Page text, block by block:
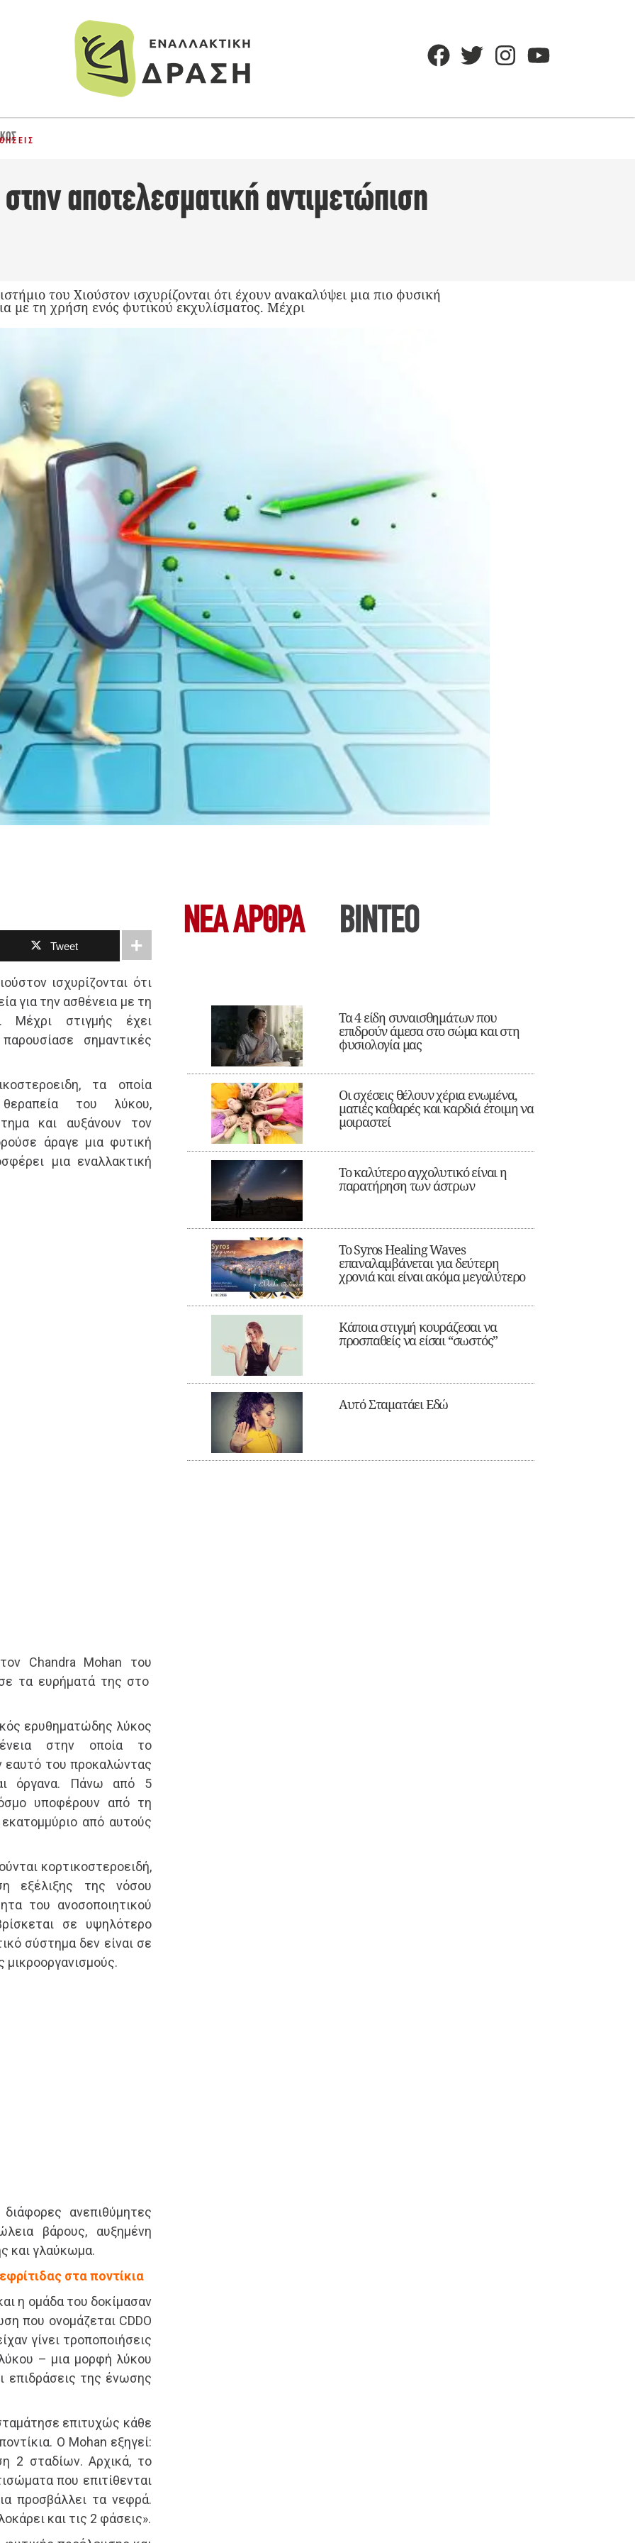
αποτελεσματική αντιμετώπιση
του Χιούστον ισχυρίζονται ότι έχουν ανακαλύψει μια πιο φυσική
με τη χρήση ενός φυτικού εκχυλίσματος. Μέχρι
Tweet
ισχυρίζονται ότι
για την ασθένεια με τη
Μέχρι στιγμής έχει
σημαντικές
τα οποία
του λύκου,
και αυξάνουν τον
άραγε μια φυτική
μια εναλλακτική
Chandra Mohan του
τα ευρήματά της στο
ερυθηματώδης λύκος
στην οποία το
εαυτό του προκαλώντας
όργανα. Πάνω από 5
υποφέρουν από τη
από αυτούς
κορτικοστεροειδή,
εξέλιξης της νόσου
του ανοσοποιητικού
σε υψηλότερο
σύστημα δεν είναι σε
ανεπιθύμητες
βάρους, αυξημένη
και γλαύκωμα.
στα ποντίκια
η ομάδα του δοκίμασαν
που ονομάζεται CDDO
γίνει τροποποιήσεις
– μια μορφή λύκου
της ένωσης
επιτυχώς κάθε
Ο Mohan εξηγεί:
2 σταδίων. Αρχικά, το
που επιτίθενται
προσβάλλει τα νεφρά.
και τις 2 φάσεις».
ΝΕΑ ΆΡΘΡΑ ΒΙΝΤΕΟ
Τα 4 είδη συναισθημάτων που
επιδρούν άμεσα στο σώμα και στη
φυσιολογία μας
Οι σχέσεις θέλουν χέρια ενωμένα,
ματιές καθαρές και καρδιά έτοιμη να
μοιραστεί
Το καλύτερο αγχολυτικό είναι η
παρατήρηση των άστρων
Το Syros Healing Waves
επαναλαμβάνεται για δεύτερη
χρονιά και είναι ακόμα μεγαλύτερο
Κάποια στιγμή κουράζεσαι να
προσπαθείς να είσαι “σωστός”
Αυτό Σταματάει Εδώ